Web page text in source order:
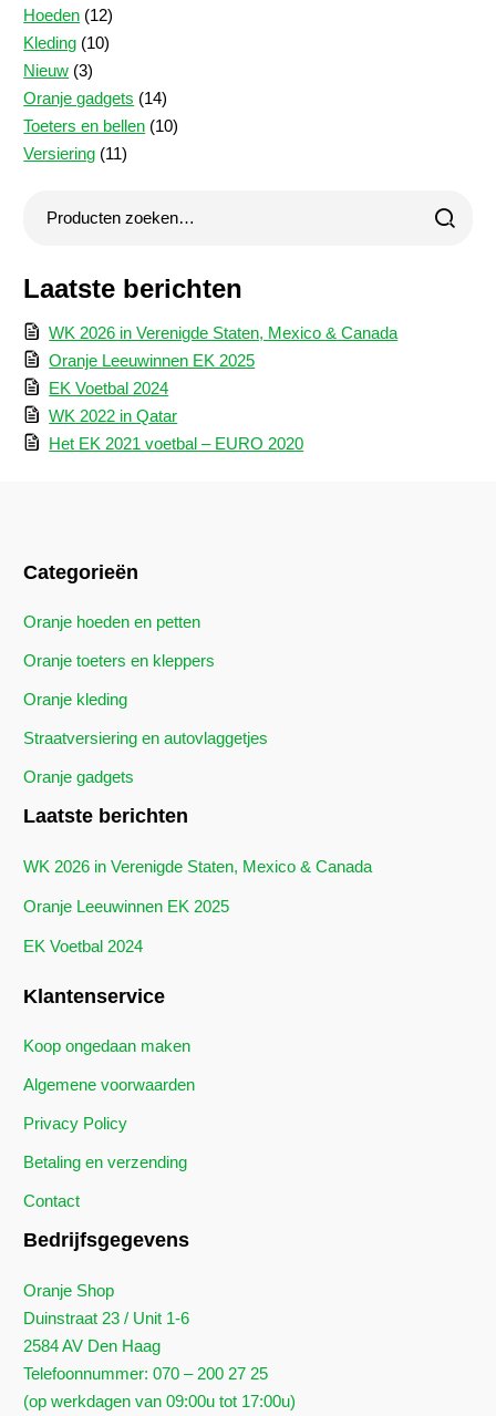
product
Hoeden 1212
producten
Kleding 1010
Nieuw 33
producten
Oranje gadgets 1414
producten
Toeters en bellen 1010
Versiering 1111
Laatste berichten
WK 2026 in Verenigde Staten, Mexico & Canada
Oranje Leeuwinnen EK 2025
EK Voetbal 2024
WK 2022 in Qatar
Het EK 2021 voetbal – EURO 2020
Categorieën
Oranje hoeden en petten
Oranje toeters en kleppers
Oranje kleding
Straatversiering en autovlaggetjes
Oranje gadgets
Laatste berichten
WK 2026 in Verenigde Staten, Mexico & Canada
Oranje Leeuwinnen EK 2025
EK Voetbal 2024
Klantenservice
Koop ongedaan maken
Algemene voorwaarden
Privacy Policy
Betaling en verzending
Contact
Bedrijfsgegevens
Oranje Shop
Duinstraat 23 / Unit 1-6
2584 AV Den Haag
Telefoonnummer: 070 – 200 27 25
(op werkdagen van 09:00u tot 17:00u)